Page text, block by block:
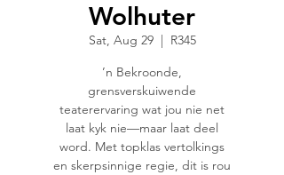
Wolhuter
Sat, Aug 29
  |
R345
’n Bekroonde,
grensverskuiwende
teaterervaring wat jou nie net
laat kyk nie—maar laat deel
word. Met topklas vertolkings
en skerpsinnige regie, dit is rou